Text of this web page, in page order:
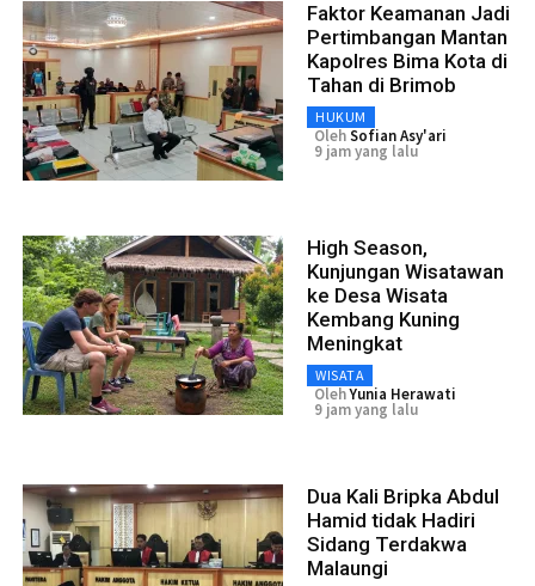
Faktor Keamanan Jadi
Pertimbangan Mantan
Kapolres Bima Kota di
Tahan di Brimob
HUKUM
OlehSofian Asy'ari
9 jam yang lalu
High Season,
Kunjungan Wisatawan
ke Desa Wisata
Kembang Kuning
Meningkat
WISATA
OlehYunia Herawati
9 jam yang lalu
Dua Kali Bripka Abdul
Hamid tidak Hadiri
Sidang Terdakwa
Malaungi